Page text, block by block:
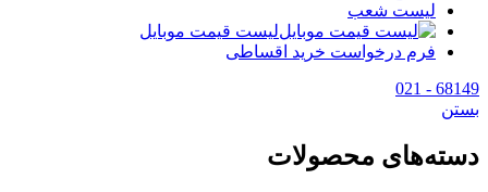
لیست شعب
لیست قیمت موبایل
فرم درخواست خرید اقساطی
68149 - 021
بستن
دسته‌های محصولات